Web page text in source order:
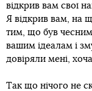
відкрив вам свої
Я відкрив вам, на
тим, що був
вашим ідеалам і
довіряли мені,
Так що нічого не